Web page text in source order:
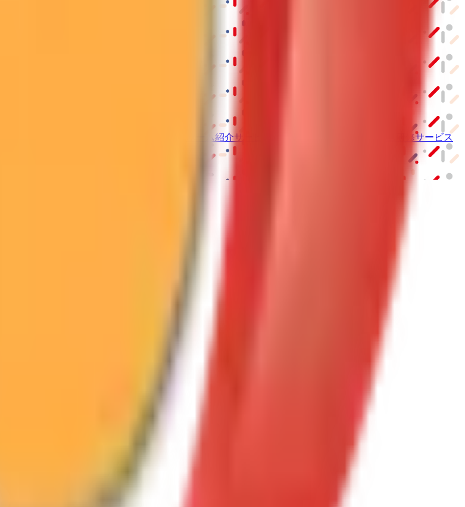
老人ホーム紹介サービス
動画研修サービス